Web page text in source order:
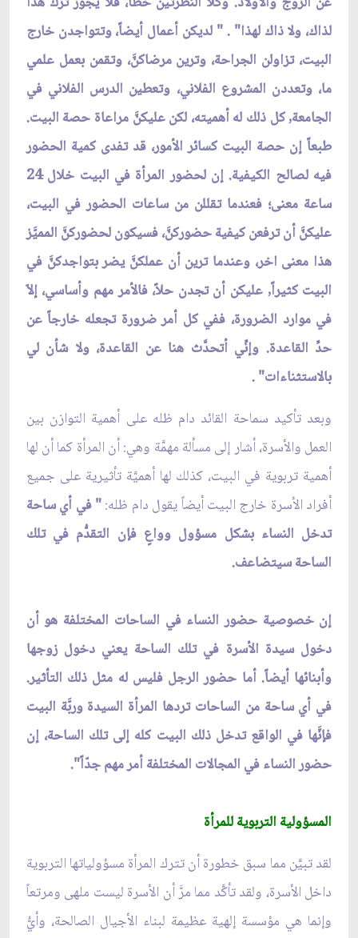
لذاك، ولا ذاك لهذا" . " لديكن أعمال أيضاً، وتتواجدن خارج
البيت، تزاولن الجراحة، وترين مرضاكنّ‏َ، وتقمن بعمل علمي
ما، وتعددن المشروع الفلاني، وتعطين الدرس الفلاني في
الجامعة, كل ذلك له أهميته، لكن عليكنّ‏َ مراعاة حصة البيت.
طبعاً إن حصة البيت كسائر الأمور، قد تفدى كمية الحضور
فيه لصالح الكيفية. إن لحضور المرأة في البيت خلال 24
ساعة معنى؛ فعندما تقللن من ساعات الحضور في البيت،
عليكنّ‏َ أن ترفعن كيفية حضوركنّ‏َ، فسيكون لحضوركنّ‏َ المميَّز
هذا معنى اخر، وعندما ترين أن عملكنّ‏َ يضر بتواجدكنّ‏َ في
البيت كثيراً, عليكن أن تجدن حلاً، فالأمر مهم وأساسي، إلاّ
في موارد الضرورة، ففي كل أمر ضرورة تجعله خارجاً عن
حدِّ القاعدة. وإنِّي أتحدَّث هنا عن القاعدة، ولا شأن لي
بالاستثناءات" .
وبعد تأكيد سماحة القائد دام ظله على أهمية التوازن بين
العمل والأسرة، أشار إلى مسألة مهمَّة وهي: أن المرأة كما أن لها
أهمية تربوية في البيت، كذلك لها أهميَّة تأثيرية على جميع
أفراد الأسرة خارج البيت أيضاً يقول دام ظله:" في أي ساحة
تدخل النساء بشكل مسؤول وواعٍ فإن التقدُّم في تلك
الساحة سيتضاعف.
إن خصوصية حضور النساء في الساحات المختلفة هو أن
دخول سيدة الأسرة في تلك الساحة يعني دخول زوجها
وأبنائها أيضاً. أما حضور الرجل فليس له مثل ذلك التأثير.
في أي ساحة من الساحات تردها المرأة السيدة وربَّة البيت
فإنَّها في الواقع تدخل ذلك البيت كله إلى تلك الساحة، إن
حضور النساء في المجالات المختلفة أمر مهم جدّاً".
المسؤولية التربوية للمرأة
لقد تبيَّن مما سبق خطورة أن تترك المرأة مسؤولياتها التربوية
داخل الأسرة، ولقد تأكَّد مما مرَّ أن الأسرة ليست ملهى ومرتعاً
وإنما هي مؤسسة إلهية عظيمة لبناء الأجيال الصالحة، وأيّ‏ُ